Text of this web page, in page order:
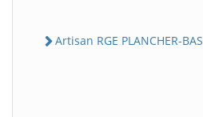
Artisan RGE PLANCHER-BAS